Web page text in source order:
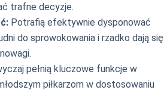
trafne decyzje.
Potrafią efektywnie dysponować
do sprowokowania i rzadko dają się
pełnią kluczowe funkcje w
piłkarzom w dostosowaniu